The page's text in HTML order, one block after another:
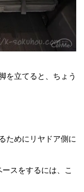
を立てると、ちょう
ためにリヤドア側に
スをするには、こ